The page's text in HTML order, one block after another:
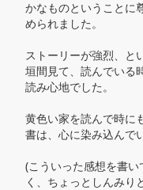
かなものということに
められました。
ストーリーが強烈、と
垣間見て、読んでいる
読み心地でした。
黄色い家を読んで時に
書は、心に染み込んで
(こういった感想を書
く、ちょっとしんみり